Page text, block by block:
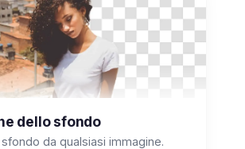
dello sfondo
da qualsiasi immagine.